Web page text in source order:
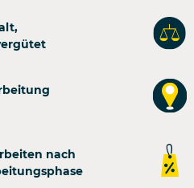
nach